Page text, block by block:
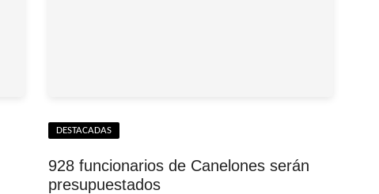
DESTACADAS
928 funcionarios de Canelones serán
presupuestados